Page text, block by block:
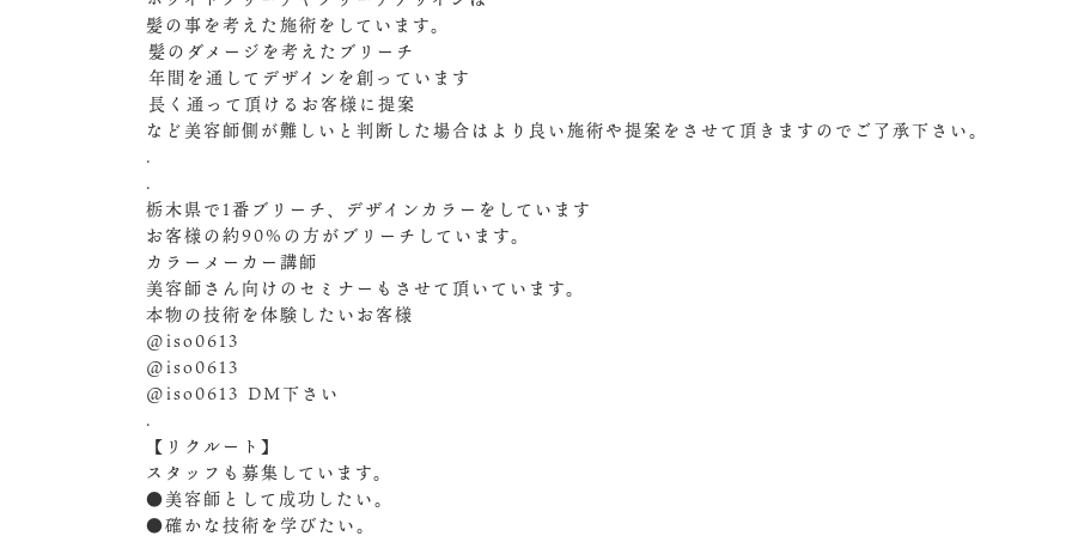
髪の事を考えた施術をしています。
️髪のダメージを考えたブリーチ
️年間を通してデザインを創っています
️長く通って頂けるお客様に提案
など美容師側が難しいと判断した場合はより良い施術や提案をさせて頂きますのでご了承下さい。
.
.
栃木県で1番ブリーチ、デザインカラーをしています
お客様の約90%の方がブリーチしています。
カラーメーカー講師
美容師さん向けのセミナーもさせて頂いています。
本物の技術を体験したいお客様
@iso0613
@iso0613
@iso0613 ︎DM️下さい
.
【リクルート】
スタッフも募集しています。
●美容師として成功したい。
●確かな技術を学びたい。